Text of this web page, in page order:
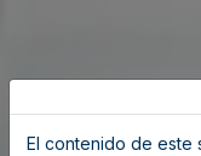
El contenido de este